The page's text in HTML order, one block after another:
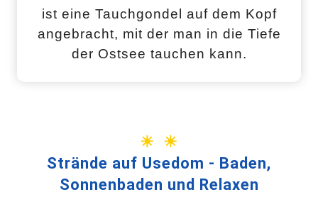
ist eine Tauchgondel auf dem Kopf
angebracht, mit der man in die Tiefe
der Ostsee tauchen kann.
☀ ☀
Strände auf Usedom - Baden,
Sonnenbaden und Relaxen